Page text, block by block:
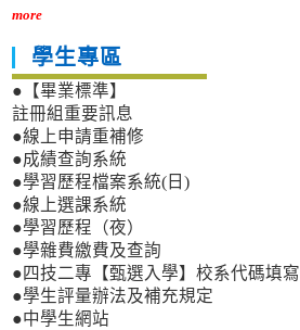
more
學生專區
●【畢業標準】
註冊組重要訊息
●線上申請重補修
●成績查詢系統
●學習歷程檔案系統(日)
●線上選課系統
●學習歷程（夜）
●學雜費繳費及查詢
●四技二專【甄選入學】校系代碼填寫
●學生評量辦法及補充規定
●中學生網站